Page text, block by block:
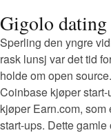
Gigolo
Sperling den yngre
rask lunsj var det tid
holde om open
Coinbase kjøper
kjøper Earn.com,
start-ups. Dette